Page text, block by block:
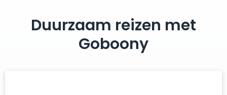
Duurzaam reizen met
Goboony